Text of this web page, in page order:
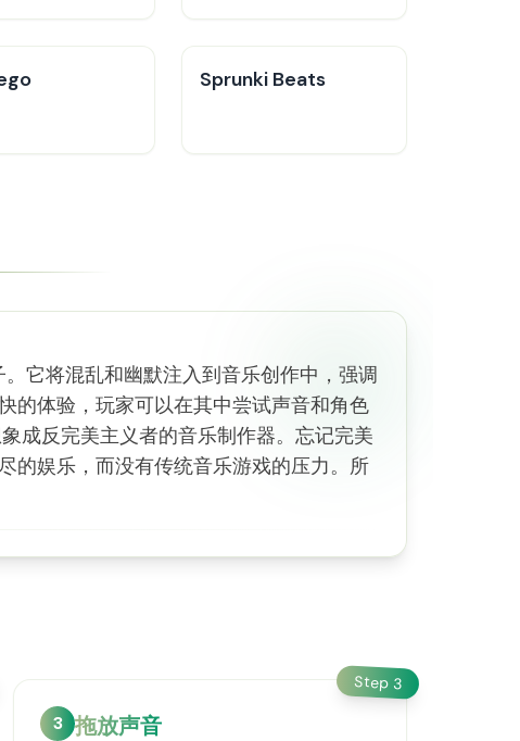
Sprunki Beats
它将混乱和幽默注入到音乐创作中，强调
的体验，玩家可以在其中尝试声音和角色
成反完美主义者的音乐制作器。忘记完美
的娱乐，而没有传统音乐游戏的压力。所
Step 3
3 拖放声音